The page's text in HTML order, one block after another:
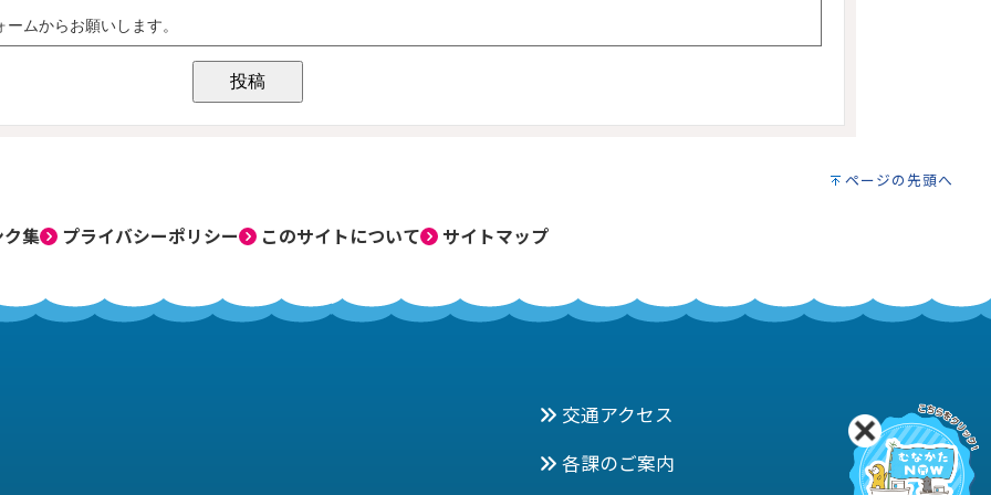
ページの先頭へ
集 プライバシーポリシー このサイトについて サイトマップ
交通アクセス
各課のご案内